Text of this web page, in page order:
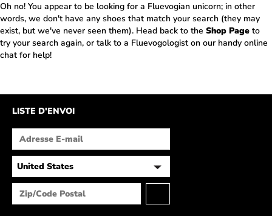
ACCESSOIRES
CHÈQUES-CADEAUX
Oh no! You appear to be looking for a Fluevogian unicorn; in other
words, we don't have any shoes that match your search (they may
exist, but we've never seen them). Head back to the Shop Page to
try your search again, or talk to a Fluevogologist on our handy online
chat for help!
LISTE D'ENVOI